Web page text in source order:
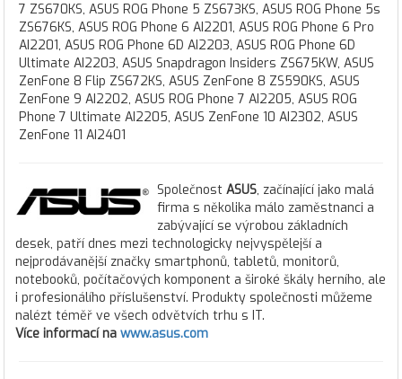
7 ZS670KS, ASUS ROG Phone 5 ZS673KS, ASUS ROG Phone 5s
ZS676KS, ASUS ROG Phone 6 AI2201, ASUS ROG Phone 6 Pro
AI2201, ASUS ROG Phone 6D AI2203, ASUS ROG Phone 6D
Ultimate AI2203, ASUS Snapdragon Insiders ZS675KW, ASUS
ZenFone 8 Flip ZS672KS, ASUS ZenFone 8 ZS590KS, ASUS
ZenFone 9 AI2202, ASUS ROG Phone 7 AI2205, ASUS ROG
Phone 7 Ultimate AI2205, ASUS ZenFone 10 AI2302, ASUS
ZenFone 11 AI2401
Společnost ASUS, začínající jako malá
firma s několika málo zaměstnanci a
zabývající se výrobou základních
desek, patří dnes mezi technologicky nejvyspělejší a
nejprodávanější značky smartphonů, tabletů, monitorů,
notebooků, počítačových komponent a široké škály herního, ale
i profesionálího příslušenství. Produkty společnosti můžeme
nalézt téměř ve všech odvětvích trhu s IT.
Více informací na www.asus.com